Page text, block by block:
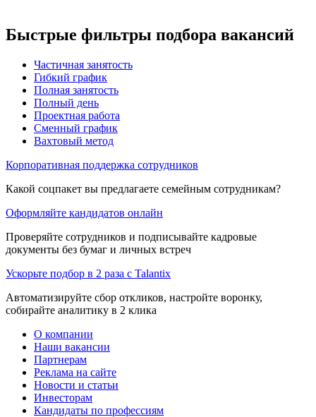
Быстрые фильтры подбора вакансий
Частичная занятость
Гибкий график
Полная занятость
Полный день
Проектная работа
Сменный график
Вахтовый метод
Корпоративная поддержка сотрудников
Какой соцпакет вы предлагаете семейным сотрудникам?
Оформляйте кандидатов онлайн
Проверяйте сотрудников и подписывайте кадровые
документы без бумаг и личных встреч
Ускорьте подбор в 2 раза с Talantix
Автоматизируйте сбор откликов, настройте воронку,
собирайте аналитику в 2 клика
О компании
Наши вакансии
Партнерам
Реклама на сайте
Новости и статьи
Инвесторам
Кандидаты по профессиям